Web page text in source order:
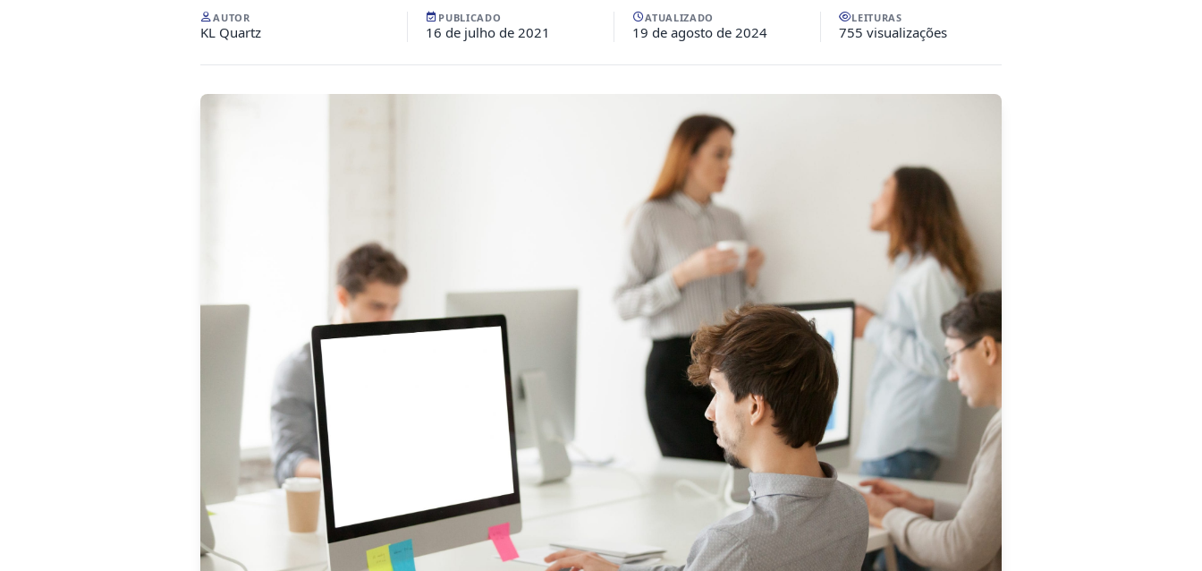
AUTOR
KL Quartz
PUBLICADO
16 de julho de 2021
ATUALIZADO
19 de agosto de 2024
LEITURAS
755 visualizações